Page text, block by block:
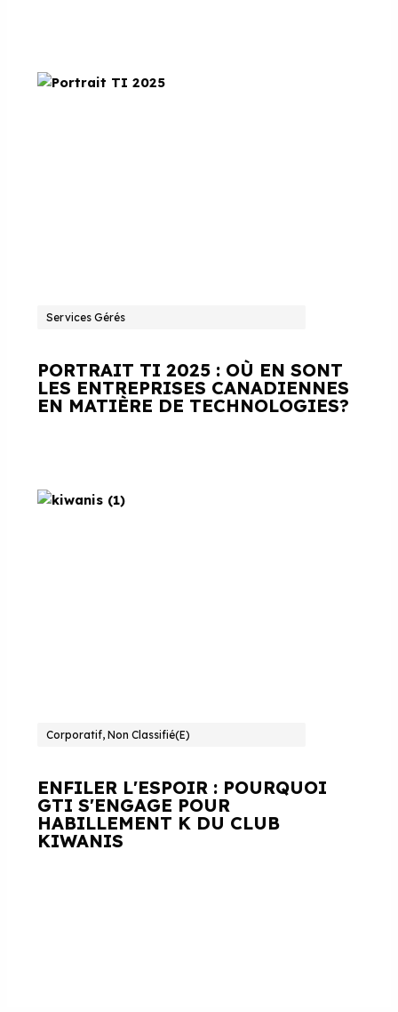
Services Gérés
PORTRAIT TI 2025 : OÙ EN SONT
LES ENTREPRISES CANADIENNES
EN MATIÈRE DE TECHNOLOGIES?
Corporatif, Non Classifié(e)
ENFILER L'ESPOIR : POURQUOI
GTI S'ENGAGE POUR
HABILLEMENT K DU CLUB
KIWANIS